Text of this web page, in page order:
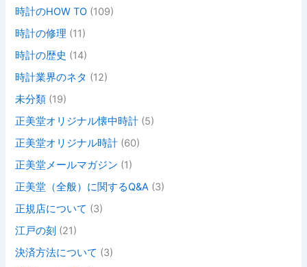
時計のHOW TO (109)
時計の修理 (11)
時計の歴史 (14)
時計業界のネタ (12)
未分類 (19)
正美堂オリジナル懐中時計 (5)
正美堂オリジナル時計 (60)
正美堂メールマガジン (1)
正美堂（全般）に関するQ&A (3)
正規店について (3)
江戸の刻 (21)
決済方法について (3)